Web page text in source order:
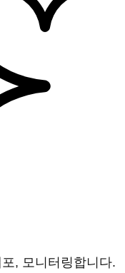
, 모니터링합니다.